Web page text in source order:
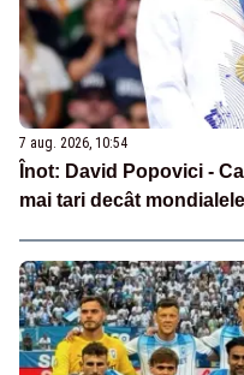
7 aug. 2026, 10:54
Înot: David Popovici -
mai tari decât